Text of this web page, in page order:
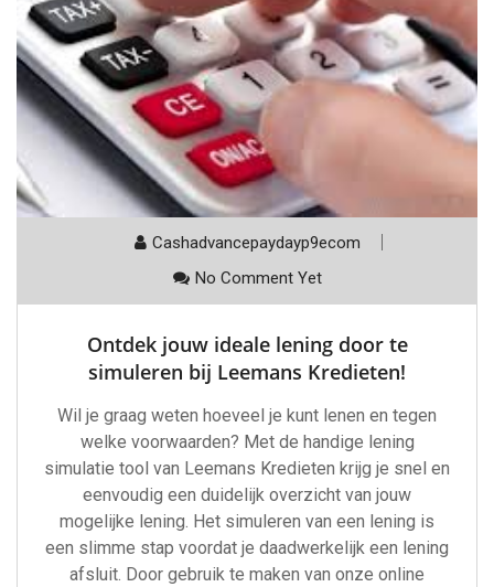
Cashadvancepaydayp9ecom
No Comment Yet
Ontdek jouw ideale lening door te
simuleren bij Leemans Kredieten!
Wil je graag weten hoeveel je kunt lenen en tegen
welke voorwaarden? Met de handige lening
simulatie tool van Leemans Kredieten krijg je snel en
eenvoudig een duidelijk overzicht van jouw
mogelijke lening. Het simuleren van een lening is
een slimme stap voordat je daadwerkelijk een lening
afsluit. Door gebruik te maken van onze online